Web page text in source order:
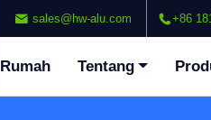
sales@hw-alu.com +86
Rumah Tentang